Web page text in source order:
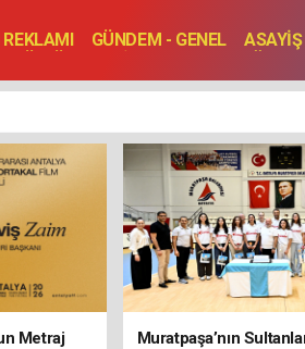
GÜNDEM - GENEL
- DÜĞÜN
Metraj
Muratpaşa’nın